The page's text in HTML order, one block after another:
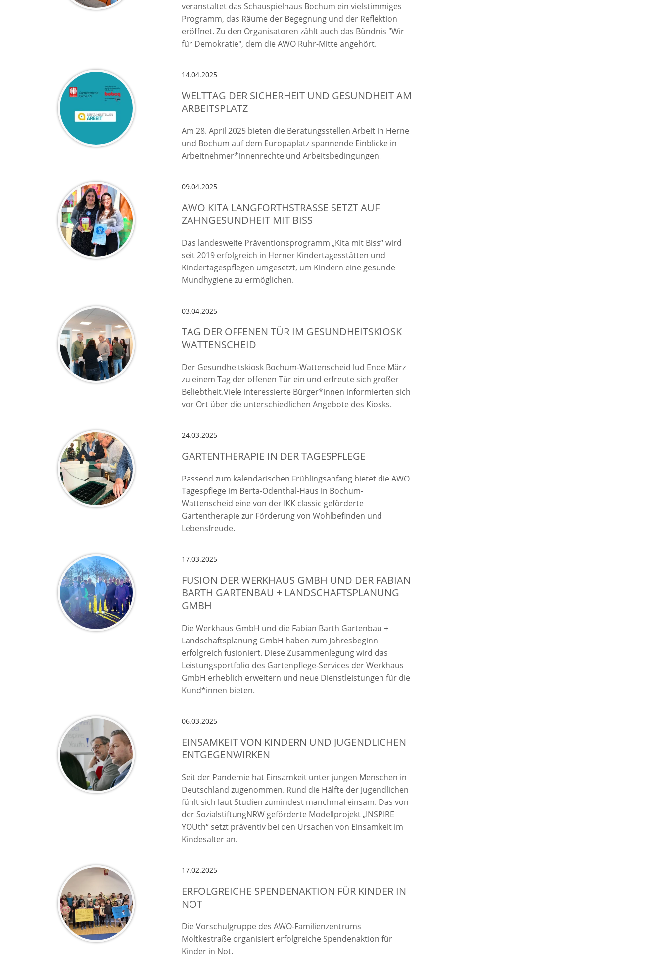
veranstaltet das Schauspielhaus Bochum ein vielstimmiges
Programm, das Räume der Begegnung und der Reflektion
eröffnet. Zu den Organisatoren zählt auch das Bündnis "Wir
für Demokratie", dem die AWO Ruhr-Mitte angehört.
14.04.2025
WELTTAG DER SICHERHEIT UND GESUNDHEIT AM
ARBEITSPLATZ
Am 28. April 2025 bieten die Beratungsstellen Arbeit in Herne
und Bochum auf dem Europaplatz spannende Einblicke in
Arbeitnehmer*innenrechte und Arbeitsbedingungen.
09.04.2025
AWO KITA LANGFORTHSTRASSE SETZT AUF Z
AHNGESUNDHEIT MIT BISS
Das landesweite Präventionsprogramm „Kita mit Biss“ wird
seit 2019 erfolgreich in Herner Kindertagesstätten und
Kindertagespflegen umgesetzt, um Kindern eine gesunde
Mundhygiene zu ermöglichen.
03.04.2025
TAG DER OFFENEN TÜR IM GESUNDHEITSKIOSK
WATTENSCHEID
Der Gesundheitskiosk Bochum-Wattenscheid lud Ende März
zu einem Tag der offenen Tür ein und erfreute sich großer
Beliebtheit.Viele interessierte Bürger*innen informierten sich
vor Ort über die unterschiedlichen Angebote des Kiosks.
24.03.2025
GARTENTHERAPIE IN DER TAGESPFLEGE
Passend zum kalendarischen Frühlingsanfang bietet die AWO
Tagespflege im Berta-Odenthal-Haus in Bochum-
Wattenscheid eine von der IKK classic geförderte
Gartentherapie zur Förderung von Wohlbefinden und
Lebensfreude.
17.03.2025
FUSION DER WERKHAUS GMBH UND DER FABIAN
BARTH GARTENBAU + LANDSCHAFTSPLANUNG
GMBH
Die Werkhaus GmbH und die Fabian Barth Gartenbau +
Landschaftsplanung GmbH haben zum Jahresbeginn
erfolgreich fusioniert. Diese Zusammenlegung wird das
Leistungsportfolio des Gartenpflege-Services der Werkhaus
GmbH erheblich erweitern und neue Dienstleistungen für die
Kund*innen bieten.
06.03.2025
EINSAMKEIT VON KINDERN UND JUGENDLICHEN
ENTGEGENWIRKEN
Seit der Pandemie hat Einsamkeit unter jungen Menschen in
Deutschland zugenommen. Rund die Hälfte der Jugendlichen
fühlt sich laut Studien zumindest manchmal einsam. Das von
der SozialstiftungNRW geförderte Modellprojekt „INSPIRE
YOUth“ setzt präventiv bei den Ursachen von Einsamkeit im
Kindesalter an.
17.02.2025
ERFOLGREICHE SPENDENAKTION FÜR KINDER IN
NOT
Die Vorschulgruppe des AWO-Familienzentrums
Moltkestraße organisiert erfolgreiche Spendenaktion für
Kinder in Not.